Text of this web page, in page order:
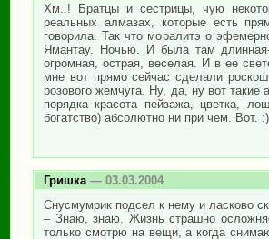
Хм..! Братцы и сестрицы, чую
реальных алмазах, которые есть
говорила. Так что моралитэ о
Ямантау. Ночью. И была там
огромная, острая, веселая. И в ее
мне вот прямо сейчас сделали
розового жемчуга. Ну, да, ну вот
порядка красота пейзажа, цветка,
богатство) абсолютно ни при чем. Вот. :)
Гришка— 03.03.2004
Снусмумрик подсел к нему и ласково
– Знаю, знаю. Жизнь страшно
только смотрю на вещи, а когда